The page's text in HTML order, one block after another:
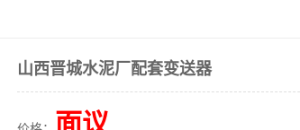
山西晋城水泥厂配套变送器
面议